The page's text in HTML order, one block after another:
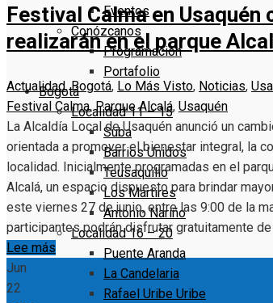
Eventos
Conózcanos
Programacion
Portafolio
Bogotá
Localidad 11 – 15
Suba
Barrios Unidos
Teusaquillo
Los Mártires
Antonio Nariño
Localidad 16 – 20
Puente Aranda
La Candelaria
Rafael Uribe Uribe
Festival Calma en
realizarán en el parque
Actualidad,Bogotá, Lo Más Visto, Noticias,
Festival Calma,Parque Alcalá, Usaquén
La Alcaldía Local de Usaquén anunció un
orientada a promover el bienestar integral, la
localidad. Inicialmente programadas en el
Alcalá, un espacio dispuesto para brindar
este viernes 27 de junio, entre las 9:00 de la
participantes podrán disfrutar gratuitamente
Lee más
Jun
22